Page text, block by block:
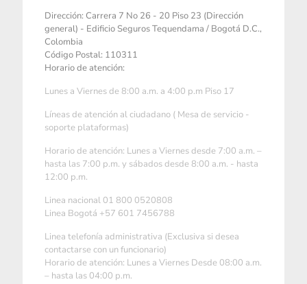
Dirección: Carrera 7 No 26 - 20 Piso 23 (Dirección
general) - Edificio Seguros Tequendama / Bogotá D.C.,
Colombia
Código Postal: 110311
Horario de atención:
Lunes a Viernes de 8:00 a.m. a 4:00 p.m Piso 17
Líneas de atención al ciudadano ( Mesa de servicio -
soporte plataformas)
Horario de atención: Lunes a Viernes desde 7:00 a.m. –
hasta las 7:00 p.m. y sábados desde 8:00 a.m. - hasta
12:00 p.m.
Linea nacional 01 800 0520808
Linea Bogotá +57 601 7456788
Linea telefonía administrativa (Exclusiva si desea
contactarse con un funcionario)
Horario de atención: Lunes a Viernes Desde 08:00 a.m.
– hasta las 04:00 p.m.